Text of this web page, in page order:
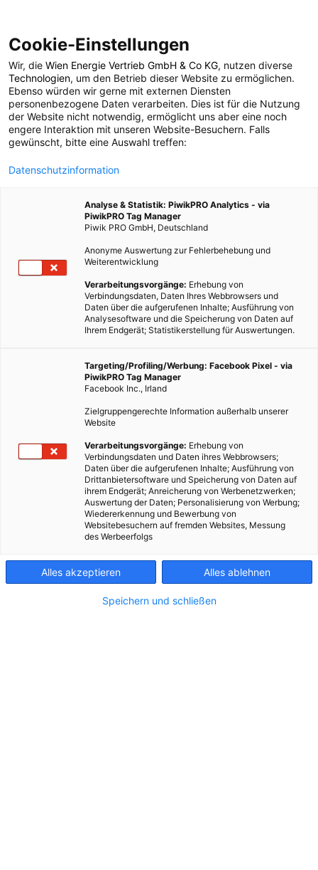
POSTS BY TAG
Energy Union
1 BEITRAG
Cookie-Einstellungen
Wir, die Wien Energie Vertrieb GmbH & Co KG, nutzen diverse
Technologien, um den Betrieb dieser Website zu ermöglichen.
Ebenso würden wir gerne mit externen Diensten
personenbezogene Daten verarbeiten. Dies ist für die Nutzung
der Website nicht notwendig, ermöglicht uns aber eine noch
engere Interaktion mit unseren Website-Besuchern. Falls
gewünscht, bitte eine Auswahl treffen:
Datenschutzinformation
Analyse & Statistik: PiwikPRO Analytics - via
PiwikPRO Tag Manager
Piwik PRO GmbH, Deutschland
Anonyme Auswertung zur Fehlerbehebung und
Weiterentwicklung
Verarbeitungsvorgänge: Erhebung von
Verbindungsdaten, Daten Ihres Webbrowsers und
Daten über die aufgerufenen Inhalte; Ausführung von
Analysesoftware und die Speicherung von Daten auf
Ihrem Endgerät; Statistikerstellung für Auswertungen.
Targeting/Profiling/Werbung: Facebook Pixel - via
PiwikPRO Tag Manager
Facebook Inc., Irland
Zielgruppengerechte Information außerhalb unserer
Website
Verarbeitungsvorgänge: Erhebung von
Verbindungsdaten und Daten ihres Webbrowsers;
Daten über die aufgerufenen Inhalte; Ausführung von
Drittanbietersoftware und Speicherung von Daten auf
ihrem Endgerät; Anreicherung von Werbenetzwerken;
Auswertung der Daten; Personalisierung von Werbung;
Wiedererkennung und Bewerbung von
Websitebesuchern auf fremden Websites, Messung
des Werbeerfolgs
Alles akzeptieren Alles ablehnen
Speichern und schließen